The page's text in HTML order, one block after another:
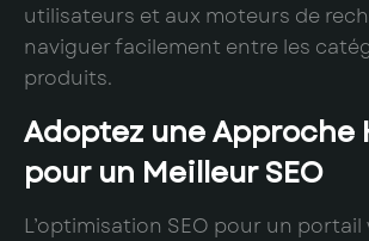
utilisateurs et aux moteurs de
naviguer facilement entre les
produits.
Adoptez une Approche
pour un Meilleur SEO
L’optimisation SEO pour un portail